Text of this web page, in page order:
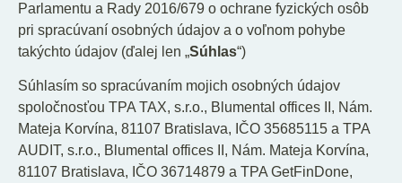
Parlamentu a Rady 2016/679 o ochrane fyzických osôb
pri spracúvaní osobných údajov a o voľnom pohybe
takýchto údajov (ďalej len „Súhlas“)
Súhlasím so spracúvaním mojich osobných údajov
spoločnosťou TPA TAX, s.r.o., Blumental offices II, Nám.
Mateja Korvína, 81107 Bratislava, IČO 35685115 a TPA
AUDIT, s.r.o., Blumental offices II, Nám. Mateja Korvína,
81107 Bratislava, IČO 36714879 a TPA GetFinDone,